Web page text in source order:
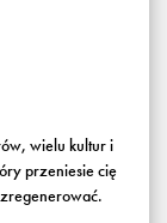
wielu kultur i
przeniesie cię